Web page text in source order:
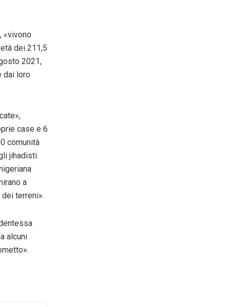
«vivono
dei 211,5
2021,
dai loro
case e 6
comunità
jihadisti.
a
terreni».
alcuni